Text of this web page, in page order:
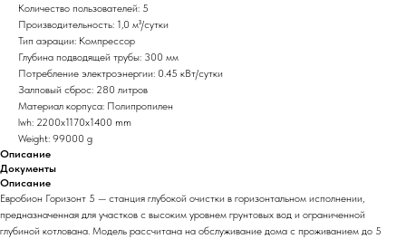
Количество пользователей: 5
Производительность: 1,0 м³/сутки
Тип аэрации: Компрессор
Глубина подводящей трубы: 300 мм
Потребление электроэнергии: 0.45 кВт/сутки
Залповый сброс: 280 литров
Материал корпуса: Полипропилен
lwh: 2200x1170x1400 mm
Weight: 99000 g
Описание
Документы
Описание
Евробион Горизонт 5 — станция глубокой очистки в горизонтальном исполнении,
предназначенная для участков с высоким уровнем грунтовых вод и ограниченной
глубиной котлована. Модель рассчитана на обслуживание дома с проживанием до 5